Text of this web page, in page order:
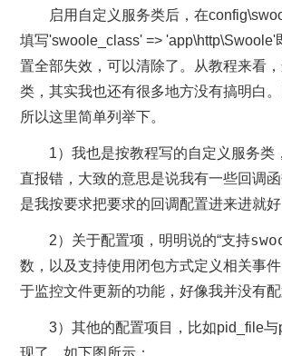
启用自定义服务类后，在
填写'swoole_class' => 'app\http\Swoole'
置全部失效，可以清除了。从教程来看
类，其实我也还有很多地方没有搞明白。
所以这里简单列举下。
1）我也是按教程写的自定义服务类
直报错，大致的意思是说我有一些回调
是我按要求把要求的回调配置进来进就好
2）关于配置项，明明说的“支持
数，以及支持使用闭包方式定义相关事
于监控文件更新的功能，好像我并没有配
3）其他的配置项目，比如pid_file
现了，如下图所示；